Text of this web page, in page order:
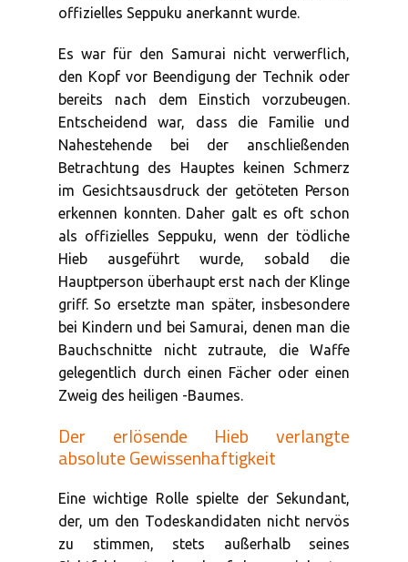
offizielles Seppuku anerkannt wurde.
Es war für den Samurai nicht verwerflich,
den Kopf vor Beendigung der Technik oder
bereits nach dem Einstich vorzubeugen.
Entscheidend war, dass die Familie und
Nahestehende bei der anschließenden
Betrachtung des Hauptes keinen Schmerz
im Gesichtsausdruck der getöteten Person
erkennen konnten. Daher galt es oft schon
als offizielles Seppuku, wenn der tödliche
Hieb ausgeführt wurde, sobald die
Hauptperson überhaupt erst nach der Klinge
griff. So ersetzte man später, insbesondere
bei Kindern und bei Samurai, denen man die
Bauchschnitte nicht zutraute, die Waffe
gelegentlich durch einen Fächer oder einen
Zweig des heiligen -Baumes.
Der erlösende Hieb verlangte
absolute Gewissenhaftigkeit
Eine wichtige Rolle spielte der Sekundant,
der, um den Todeskandidaten nicht nervös
zu stimmen, stets außerhalb seines